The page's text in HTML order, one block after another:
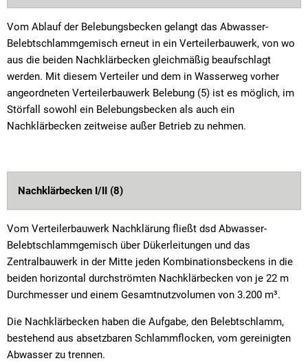
Vom Ablauf der Belebungsbecken gelangt das Abwasser-
Belebtschlammgemisch erneut in ein Verteilerbauwerk, von wo
aus die beiden Nachklärbecken gleichmäßig beaufschlagt
werden. Mit diesem Verteiler und dem in Wasserweg vorher
angeordneten Verteilerbauwerk Belebung (5) ist es möglich, im
Störfall sowohl ein Belebungsbecken als auch ein
Nachklärbecken zeitweise außer Betrieb zu nehmen.
Nachklärbecken I/II (8)
Vom Verteilerbauwerk Nachklärung fließt dsd Abwasser-
Belebtschlammgemisch über Dükerleitungen und das
Zentralbauwerk in der Mitte jeden Kombinationsbeckens in die
beiden horizontal durchströmten Nachklärbecken von je 22 m
Durchmesser und einem Gesamtnutzvolumen von 3.200 m³.
Die Nachklärbecken haben die Aufgabe, den Belebtschlamm,
bestehend aus absetzbaren Schlammflocken, vom gereinigten
Abwasser zu trennen.